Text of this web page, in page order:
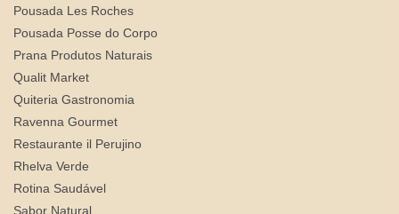
Pousada Les Roches
Pousada Posse do Corpo
Prana Produtos Naturais
Qualit Market
Quiteria Gastronomia
Ravenna Gourmet
Restaurante il Perujino
Rhelva Verde
Rotina Saudável
Sabor Natural